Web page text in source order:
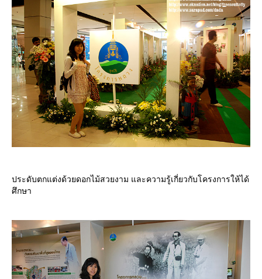
ประดับตกแต่งด้วยดอกไม้สวยงาม และความรู้เกี่ยวกับโครงการให้ได้
ศึกษา